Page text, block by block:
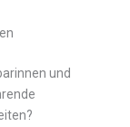
und